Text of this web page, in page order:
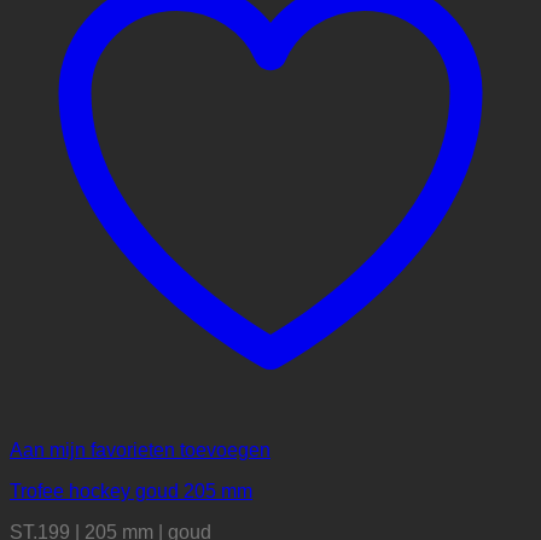
Aan mijn favorieten toevoegen
Trofee hockey goud 205 mm
ST.199 | 205 mm | goud